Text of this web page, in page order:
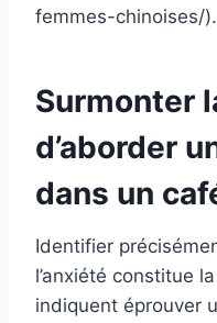
femmes-chinoises/).
Surmonter
d’aborder
dans un
Identifier
l’anxiété constitue
indiquent éprouver